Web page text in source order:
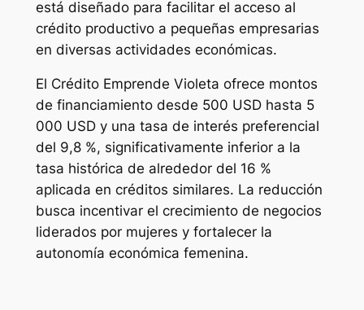
está diseñado para facilitar el acceso al
crédito productivo a pequeñas empresarias
en diversas actividades económicas.
El Crédito Emprende Violeta ofrece montos
de financiamiento desde 500 USD hasta 5
000 USD y una tasa de interés preferencial
del 9,8 %, significativamente inferior a la
tasa histórica de alrededor del 16 %
aplicada en créditos similares. La reducción
busca incentivar el crecimiento de negocios
liderados por mujeres y fortalecer la
autonomía económica femenina.